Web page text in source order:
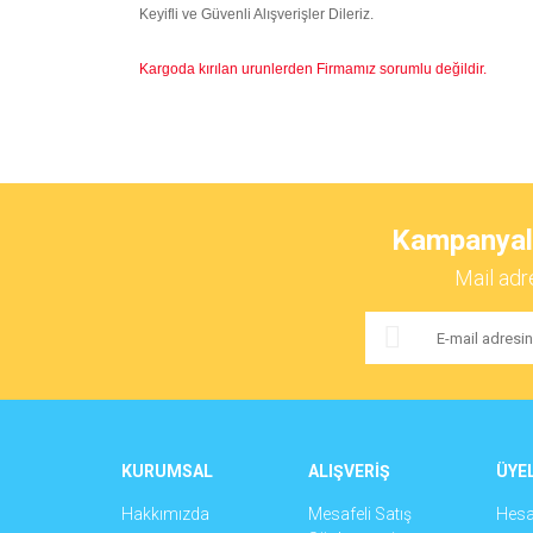
Keyifli ve Güvenli Alışverişler Dileriz.
Kargoda kırılan urunlerden Firmamız sorumlu değildir.
Ürün resmi kalitesiz, bozuk veya görüntülenemiyor.
Mail
KURUMSAL
Hakkımızda
ALIŞVERİŞ
Mesafeli Satış